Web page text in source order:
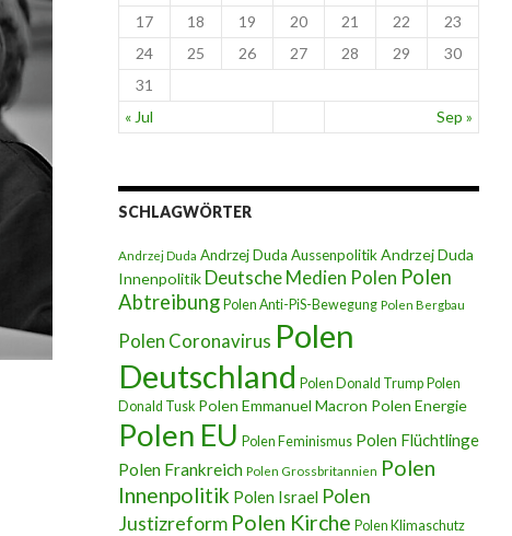
« Jul Sep »
17
18 19 20 21 22
23
24
25 26 27 28 29
30
31
SCHLAGWÖRTER
Andrzej Duda Andrzej Duda Aussenpolitik Andrzej Duda
Innenpolitik Deutsche Medien Polen Polen
Abtreibung Polen Anti-PiS-Bewegung Polen Bergbau
Polen Coronavirus Polen
Deutschland Polen Donald Trump Polen
Donald Tusk Polen Emmanuel Macron Polen Energie
Polen EU Polen Feminismus Polen Flüchtlinge
Polen Frankreich Polen Grossbritannien Polen
Innenpolitik Polen Israel Polen
Justizreform Polen Kirche Polen Klimaschutz